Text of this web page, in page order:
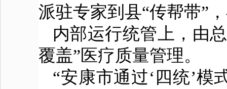
派驻专家到县“传帮带”
内部运行统管上，由
覆盖”医疗质量管理。
“安康市通过‘四统’模